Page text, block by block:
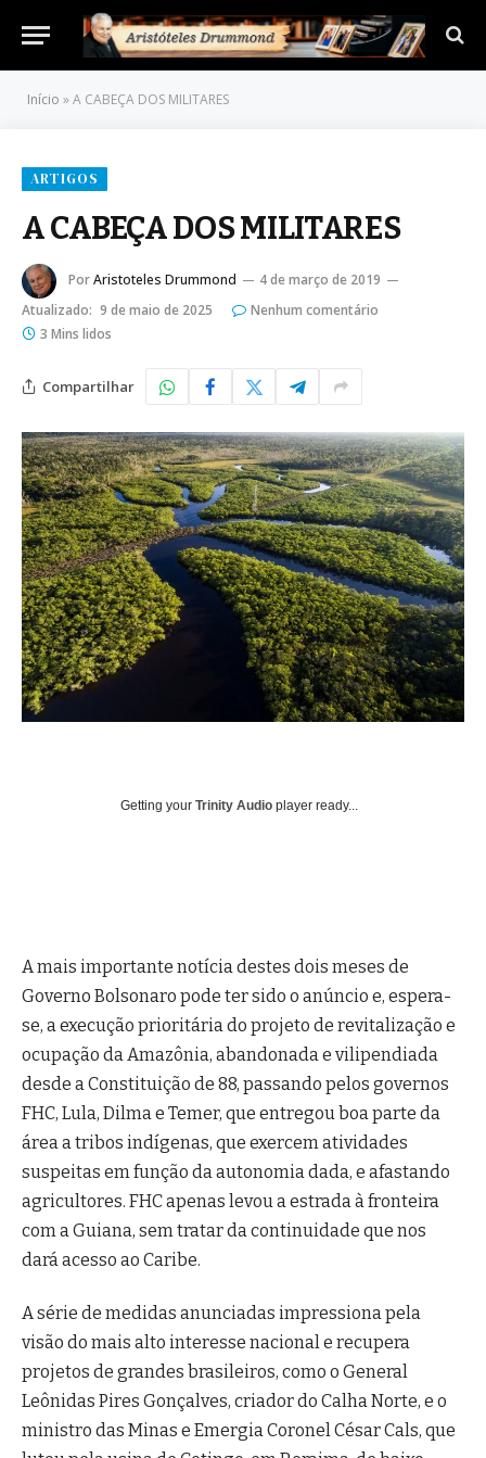
Início »A CABEÇA DOS MILITARES
ARTIGOS
A CABEÇA DOS MILITARES
PorAristoteles Drummond
4 de março de 2019
Atualizado: 9 de maio de 2025
Nenhum comentário
3 Mins lidos
Compartilhar
Getting your Trinity Audio player ready...
A mais importante notícia destes dois meses de
Governo Bolsonaro pode ter sido o anúncio e, espera-
se, a execução prioritária do projeto de revitalização e
ocupação da Amazônia, abandonada e vilipendiada
desde a Constituição de 88, passando pelos governos
FHC, Lula, Dilma e Temer, que entregou boa parte da
área a tribos indígenas, que exercem atividades
suspeitas em função da autonomia dada, e afastando
agricultores. FHC apenas levou a estrada à fronteira
com a Guiana, sem tratar da continuidade que nos
dará acesso ao Caribe.
A série de medidas anunciadas impressiona pela
visão do mais alto interesse nacional e recupera
projetos de grandes brasileiros, como o General
Leônidas Pires Gonçalves, criador do Calha Norte, e o
ministro das Minas e Emergia Coronel César Cals, que